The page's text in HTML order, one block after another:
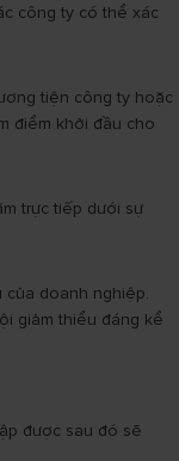
công ty có thể xác
tiện công ty hoặc
điểm khởi đầu cho
trực tiếp dưới sự
của doanh nghiệp.
giảm thiểu đáng kể
được sau đó sẽ